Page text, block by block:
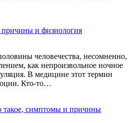
и физиология
человечества, несомненно,
как непроизвольное ночное
В медицине этот термин
Кто-то…
такое, симптомы и причины